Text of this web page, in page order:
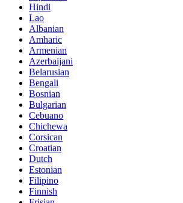
Hindi
Lao
Albanian
Amharic
Armenian
Azerbaijani
Belarusian
Bengali
Bosnian
Bulgarian
Cebuano
Chichewa
Corsican
Croatian
Dutch
Estonian
Filipino
Finnish